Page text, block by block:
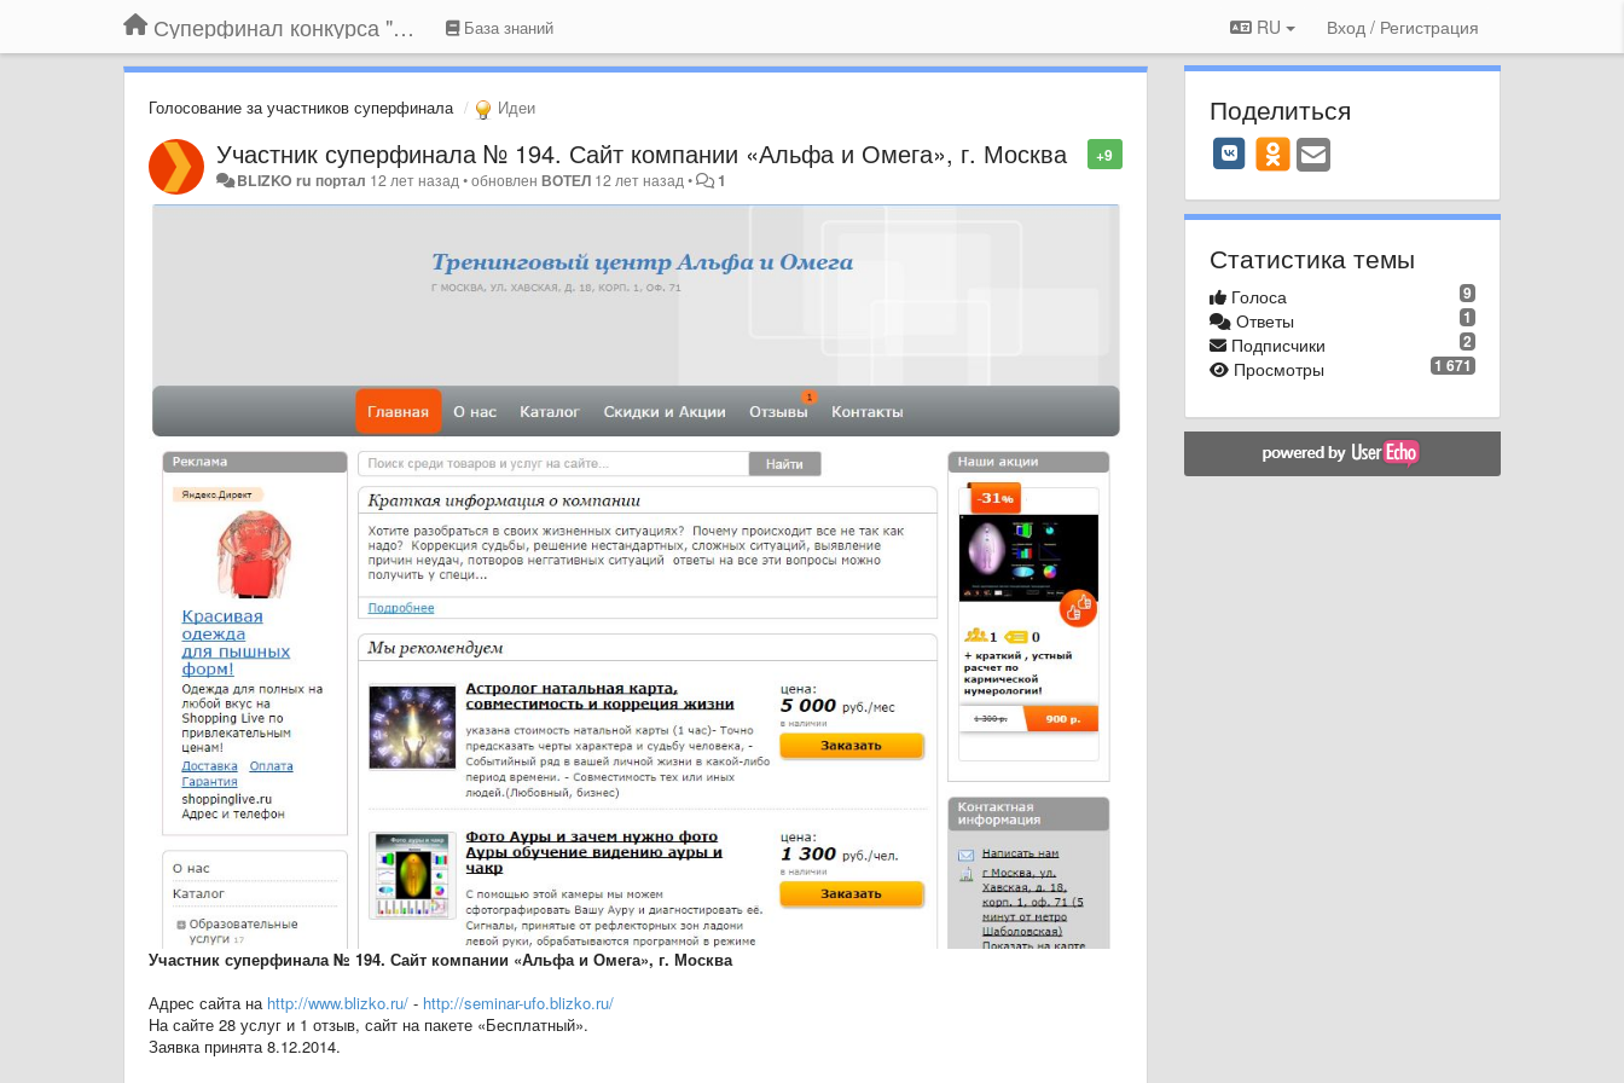
Суперфинал конкурса "Компания года-2014" на BLIZKO.ru База знаний RU Вход / Регистрация
Голосование за участников суперфинала Идеи
+9
Участник суперфинала № 194. Сайт компании «Альфа и Омега», г. Москва
BLIZKO ru портал 12 лет назад •обновленВОТЕЛ 12 лет назад • 1
Участник суперфинала № 194. Сайт компании «Альфа и Омега», г. Москва
Адрес сайта на http://www.blizko.ru/ - http://seminar-ufo.blizko.ru/
На сайте 28 услуг и 1 отзыв, сайт на пакете «Бесплатный».
Заявка принята 8.12.2014.
Поделиться
Статистика темы
9
Голоса
1
Ответы
2
Подписчики
1 671
Просмотры